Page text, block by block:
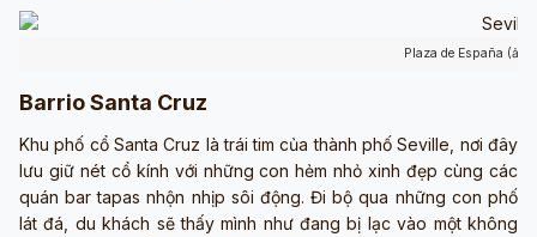
Plaza de España
Barrio Santa Cruz
Khu phố cổ Santa Cruz là trái tim của thành phố Seville, nơi đây
lưu giữ nét cổ kính với những con hẻm nhỏ xinh đẹp cùng các
quán bar tapas nhộn nhịp sôi động. Đi bộ qua những con phố
lát đá, du khách sẽ thấy mình như đang bị lạc vào một không